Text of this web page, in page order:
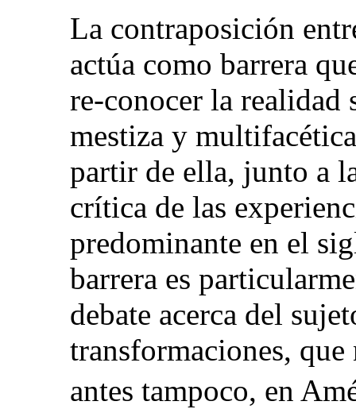
La contraposición
actúa como barrera
re-conocer la realidad
mestiza y
partir de ella, junto a
crítica de las
predominante en el
barrera es
debate acerca del
transformaciones,
antes tampoco, en